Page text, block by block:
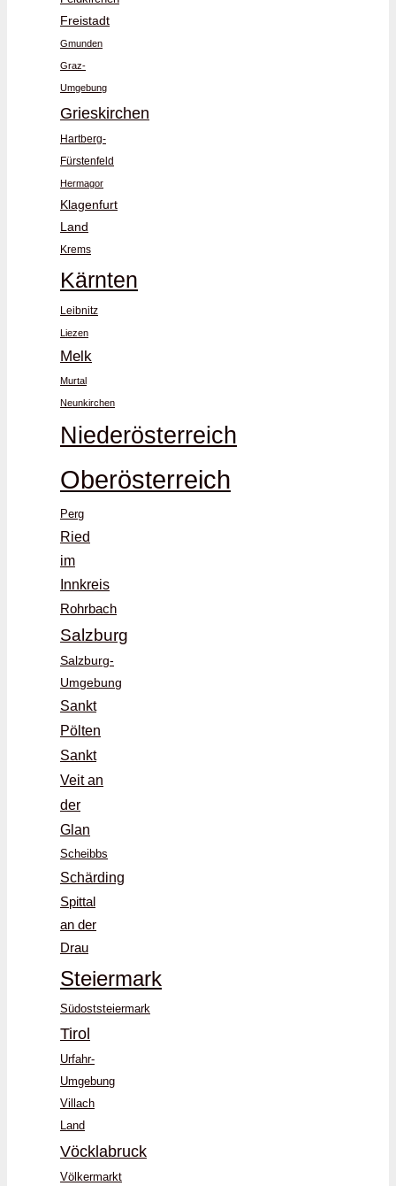
Freistadt
Gmunden
Graz-
Umgebung
Grieskirchen
Hartberg-
Fürstenfeld
Hermagor
Klagenfurt
Land
Krems
Kärnten
Leibnitz
Liezen
Melk
Murtal
Neunkirchen
Niederösterreich
Oberösterreich
Perg
Ried
im
Innkreis
Rohrbach
Salzburg
Salzburg-
Umgebung
Sankt
Pölten
Sankt
Veit an
der
Glan
Scheibbs
Schärding
Spittal
an der
Drau
Steiermark
Südoststeiermark
Tirol
Urfahr-
Umgebung
Villach
Land
Vöcklabruck
Völkermarkt